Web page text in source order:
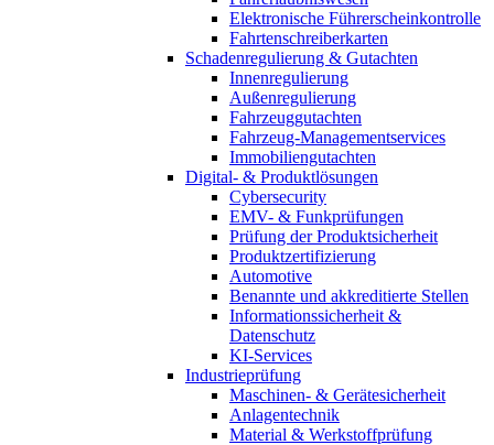
Elektronische Führerscheinkontrolle
Fahrtenschreiberkarten
Schadenregulierung & Gutachten
Innenregulierung
Außenregulierung
Fahrzeuggutachten
Fahrzeug-Managementservices
Immobiliengutachten
Digital- & Produktlösungen
Cybersecurity
EMV- & Funkprüfungen
Prüfung der Produktsicherheit
Produktzertifizierung
Automotive
Benannte und akkreditierte Stellen
Informationssicherheit &
Datenschutz
KI-Services
Industrieprüfung
Maschinen- & Gerätesicherheit
Anlagentechnik
Material & Werkstoffprüfung